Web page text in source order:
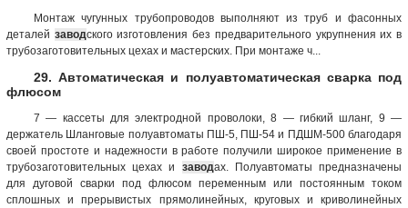
Монтаж чугунных трубопроводов выполняют из труб и фасонных
деталей заводского изготовления без предварительного укрупнения их в
трубозаготовительных цехах и мастерских. При монтаже ч...
29. Автоматическая и полуавтоматическая сварка под
флюсом
7 — кассеты для электродной проволоки, 8 — гибкий шланг, 9 —
держатель Шланговые полуавтоматы ПШ-5, ПШ-54 и ПДШМ-500 благодаря
своей простоте и надежности в работе получили широкое применение в
трубозаготовительных цехах и заводах. Полуавтоматы предназначены
для дуговой сварки под флюсом переменным или постоянным током
сплошных и прерывистых прямолинейных, круговых и криволинейных